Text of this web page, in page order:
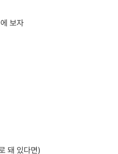
보자
돼 있다면)